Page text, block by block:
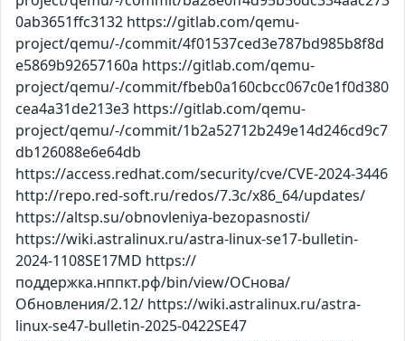
0ab3651ffc3132 https://gitlab.com/qemu-
project/qemu/-/commit/4f01537ced3e787bd985b8f8d
e5869b92657160a https://gitlab.com/qemu-
project/qemu/-/commit/fbeb0a160cbcc067c0e1f0d380
cea4a31de213e3 https://gitlab.com/qemu-
project/qemu/-/commit/1b2a52712b249e14d246cd9c7
db126088e6e64db
https://access.redhat.com/security/cve/CVE-2024-3446
http://repo.red-soft.ru/redos/7.3c/x86_64/updates/
https://altsp.su/obnovleniya-bezopasnosti/
https://wiki.astralinux.ru/astra-linux-se17-bulletin-
2024-1108SE17MD https://
поддержка.нппкт.рф/bin/view/ОСнова/
Обновления/2.12/ https://wiki.astralinux.ru/astra-
linux-se47-bulletin-2025-0422SE47